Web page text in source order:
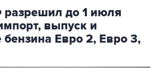
до 1 июля
выпуск и
Евро 2, Евро 3,